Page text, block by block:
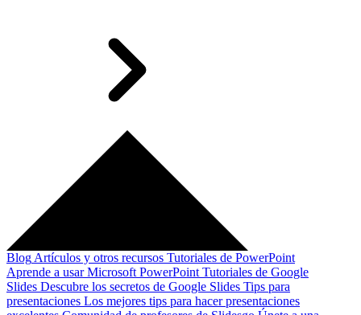
Blog Artículos y otros recursos Tutoriales de PowerPoint
Aprende a usar Microsoft PowerPoint Tutoriales de Google
Slides Descubre los secretos de Google Slides Tips para
presentaciones Los mejores tips para hacer presentaciones